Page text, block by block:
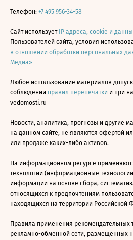
Телефон: +7 495 956-34-58
Сайт использует IP адреса, cookie и
Пользователей сайта, условия
в отношении обработки персональных
Медиа»
Любое использование материалов
соблюдении правил перепечатки и при
vedomosti.ru
Новости, аналитика, прогнозы и другие
на данном сайте, не являются офертой
или продаже каких-либо активов.
На информационном ресурсе
технологии (информационные
информации на основе сбора,
относящихся к предпочтениям
находящихся на территории Российской
Правила применения рекомендательных
рекламно-обменной сети, размещенных